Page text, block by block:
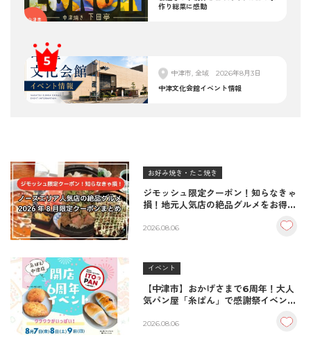
作り総菜に感動
中津市, 全域
2026年8月3日
中津文化会館イベント情報
お好み焼き・たこ焼き
ジモッシュ限定クーポン！知らなきゃ
損！地元人気店の絶品グルメをお得に
2026.08.06
イベント
【中津市】おかげさまで6周年！大人
気パン屋「糸ぱん」で感謝祭イベント
♪（8/7〜8/9）
2026.08.06